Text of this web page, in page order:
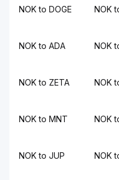
NOK to DOGE NOK
NOK to ADA NOK
NOK to ZETA NOK
NOK to MNT NOK
NOK to JUP NOK